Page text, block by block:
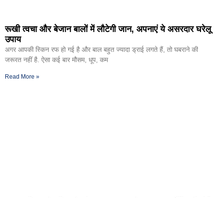
रूखी त्वचा और बेजान बालों में लौटेगी जान, अपनाएं ये असरदार घरेलू
उपाय
अगर आपकी स्किन रफ हो गई है और बाल बहुत ज्यादा ड्राई लगते हैं, तो घबराने की
जरूरत नहीं है. ऐसा कई बार मौसम, धूप, कम
Read More »